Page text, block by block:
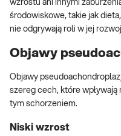
wzrostu ani innymi
środowiskowe, takie jak
nie odgrywają roli w jej
Objawy
Objawy
szereg cech, które
tym schorzeniem.
Niski wzrost